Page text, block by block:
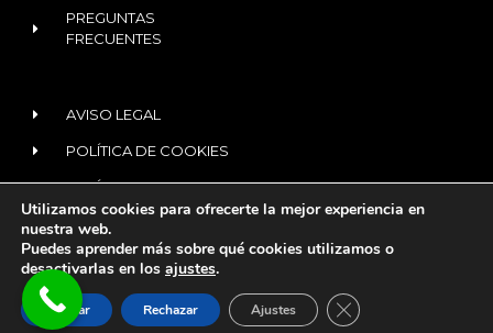
PREGUNTAS
FRECUENTES
AVISO LEGAL
POLÍTICA DE COOKIES
POLÍTICA DE PRIVACIDAD
© 2020 ALL RIGHTS RESERVED​
Diseñado con
asesoro
Utilizamos cookies para ofrecerte la mejor experiencia en
nuestra web.
Puedes aprender más sobre qué cookies utilizamos o
desactivarlas en los ajustes.
Aceptar Rechazar Ajustes CERRAR EL